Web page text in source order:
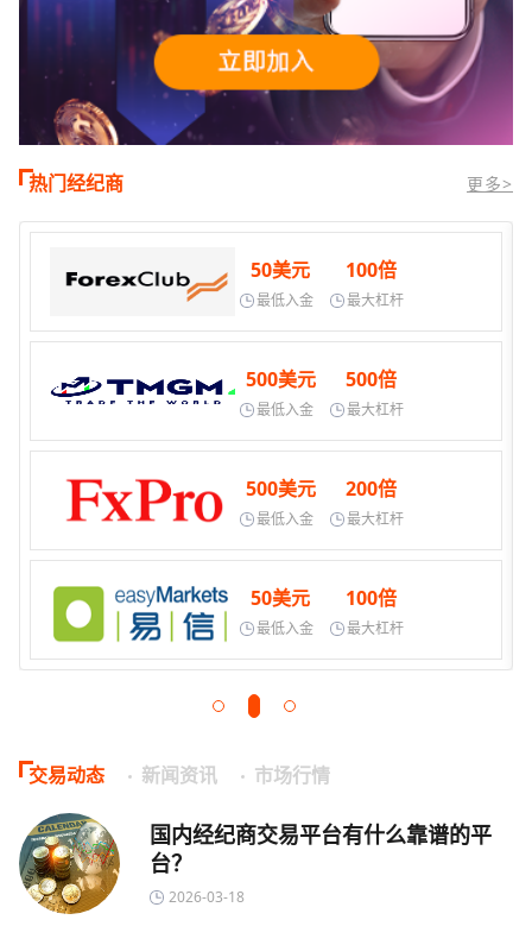
热门经纪商 更多>
50美元
最低入金
100倍
最大杠杆
500美元
最低入金
500倍
最大杠杆
500美元
最低入金
200倍
最大杠杆
50美元
最低入金
100倍
最大杠杆
交易动态 新闻资讯 市场行情
国内经纪商交易平台有什么靠谱的平
台？
2026-03-18